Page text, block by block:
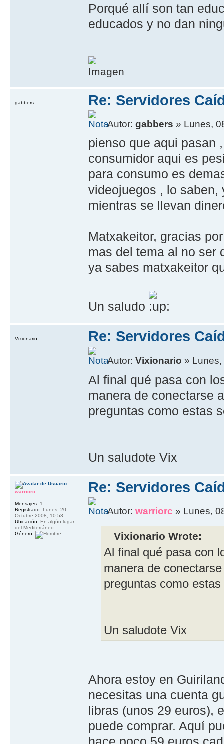
Porqué allí son tan
educados y no dan
Re: Servidores
Autor:gabbers » Lunes,
pienso que aqui pasan
consumidor aqui es
para consumo es
videojuegos , lo saben,
mientras se llevan
Matxakeitor, gracias
mas del tema al no ser
ya sabes matxakeitor
Un saludo
gabbers
Re: Servidores
Autor:Vixionario »
Al final qué pasa con
manera de conectarse
preguntas como estas
Un saludote Vix
Vixionario
Re: Servidores
Autor:warriorc » Lunes,
Vixionario Wrote:
Al final qué pasa con
manera de
preguntas como
Un saludote Vix
Ahora estoy en
necesitas una cuenta
libras (unos 29 euros),
puede comprar. Aquí
warriorc
Mensajes: 1
Registrado: Lunes, 20
Octubre 2008, 10:53
Ubicación: En algún lugar
del Mediterráneo
Género: